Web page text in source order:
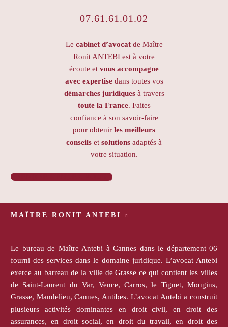
07.61.61.01.02
Le cabinet d’avocatde Maître
Ronit ANTEBI est à votre
écoute et vous accompagne
avec expertisedans toutes vos
démarches juridiquesà travers
toute la France. Faites
confiance à son savoir-faire
pour obtenir les meilleurs
conseils et solutions adaptés à
votre situation.
PRENDRE RENDEZ-VOUS 
MAÎTRE RONIT ANTEBI
Le bureau de Maître Antebi à Cannes dans le département 06
fourni des services dans le domaine juridique. L’avocat Antebi
exerce au barreau de la ville de Grasse ce qui contient les villes
de Saint-Laurent du Var, Vence, Carros, le Tignet, Mougins,
Grasse, Mandelieu, Cannes, Antibes. L’avocat Antebi a construit
plusieurs activités dominantes en droit civil, en droit des
assurances, en droit social, en droit du travail, en droit des